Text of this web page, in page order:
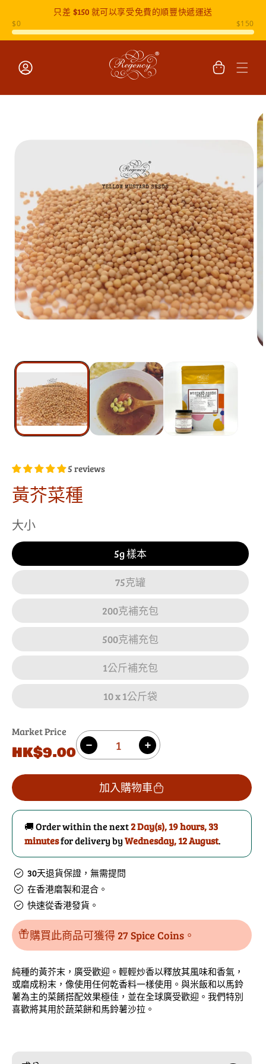
只差 $150就可以享受免費的順豐快遞運送
物
5 reviews
黃芥菜種
大小
5g 樣本
75克罐
200克補充包
500克補充包
1公斤補充包
10 x 1公斤袋
Market Price
原
價
HK$9.00
數
量 減
芥
菜
種
的
數
量
增
黃
芥
菜
種
數
量
加入購物車
🚚 Order within the next2 Day(s),19 hours, 33
minutesfor delivery byWednesday, 12 August.
30天退貨保證，無需提問
在香港磨製和混合。
快速從香港發貨。
購買此商品可獲得 27 Spice Coins。
純種的黃芥末，廣受歡迎。輕輕炒香以釋放其風味和香氣，
或磨成粉末，像使用任何乾香料一樣使用。與米飯和以馬鈴
薯為主的菜餚搭配效果極佳，並在全球廣受歡迎。我們特別
喜歡將其用於蔬菜餅和馬鈴薯沙拉。